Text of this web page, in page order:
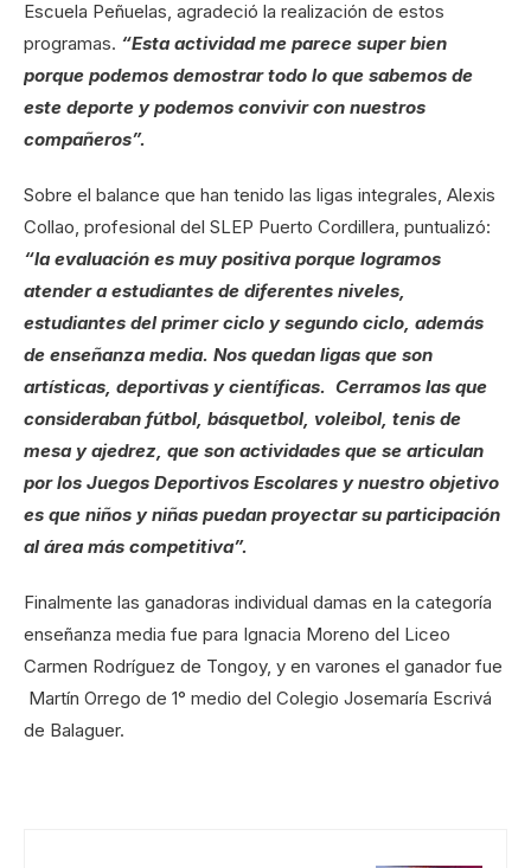
Escuela Peñuelas, agradeció la realización de estos
programas. “Esta actividad me parece super bien
porque podemos demostrar todo lo que sabemos de
este deporte y podemos convivir con nuestros
compañeros”.
Sobre el balance que han tenido las ligas integrales, Alexis
Collao, profesional del SLEP Puerto Cordillera, puntualizó:
“la evaluación es muy positiva porque logramos
atender a estudiantes de diferentes niveles,
estudiantes del primer ciclo y segundo ciclo, además
de enseñanza media. Nos quedan ligas que son
artísticas, deportivas y científicas. Cerramos las que
consideraban fútbol, básquetbol, voleibol, tenis de
mesa y ajedrez, que son actividades que se articulan
por los Juegos Deportivos Escolares y nuestro objetivo
es que niños y niñas puedan proyectar su participación
al área más competitiva”.
Finalmente las ganadoras individual damas en la categoría
enseñanza media fue para Ignacia Moreno del Liceo
Carmen Rodríguez de Tongoy, y en varones el ganador fue
Martín Orrego de 1° medio del Colegio Josemaría Escrivá
de Balaguer.